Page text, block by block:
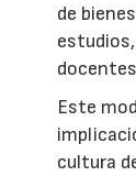
de
Este
cultura